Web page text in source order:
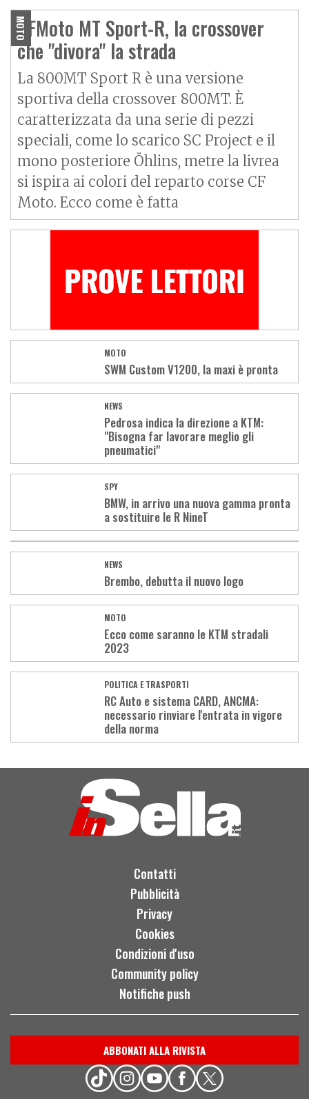
MOTO
CFMoto MT Sport-R, la crossover
che "divora" la strada
La 800MT Sport R è una versione
sportiva della crossover 800MT. È
caratterizzata da una serie di pezzi
speciali, come lo scarico SC Project e il
mono posteriore Öhlins, metre la livrea
si ispira ai colori del reparto corse CF
Moto. Ecco come è fatta
MOTO
SWM Custom V1200, la maxi è pronta
NEWS
Pedrosa indica la direzione a KTM:
"Bisogna far lavorare meglio gli
pneumatici"
SPY
BMW, in arrivo una nuova gamma pronta
a sostituire le R NineT
NEWS
Brembo, debutta il nuovo logo
MOTO
Ecco come saranno le KTM stradali
2023
POLITICA E TRASPORTI
RC Auto e sistema CARD, ANCMA:
necessario rinviare l'entrata in vigore
della norma
More
Contatti
Pubblicità
Privacy
Cookies
Condizioni d'uso
Community policy
Notifiche push
ABBONATI ALLA RIVISTA